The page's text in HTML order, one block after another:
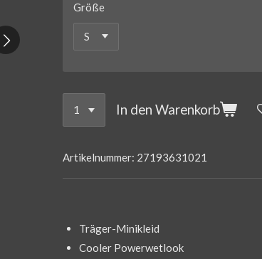
Größe
In den Warenkorb
Artikelnummer: 27193631021
Träger-Minikleid
Cooler Powerwetlook